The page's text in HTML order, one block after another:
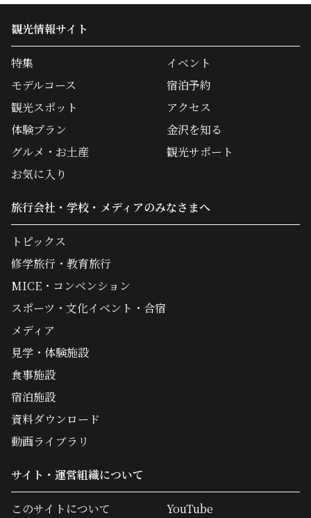
観光情報サイト
特集
モデルコース
観光スポット
体験プラン
グルメ・お土産
イベント
宿泊予約
アクセス
金沢を知る
観光サポート
お気に入り
旅行会社・学校・メディアのみなさまへ
トピックス
修学旅行・教育旅行
MICE・コンベンション
スポーツ・文化イベント・合宿
メディア
見学・体験施設
食事施設
宿泊施設
資料ダウンロード
動画ライブラリ
サイト・運営組織について
このサイトについて
YouTube